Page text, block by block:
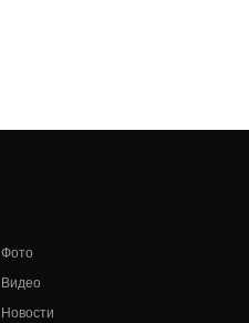
Фото
Видео
Новости